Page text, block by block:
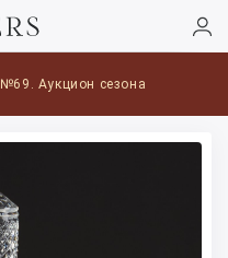
№69. Аукцион сезона